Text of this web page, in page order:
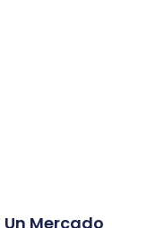
Mercado